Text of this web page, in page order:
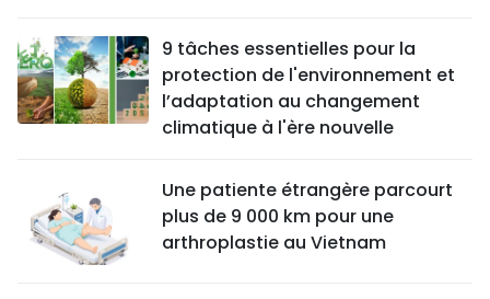
9 tâches essentielles pour la
protection de l'environnement et
l’adaptation au changement
climatique à l'ère nouvelle
Une patiente étrangère parcourt
plus de 9 000 km pour une
arthroplastie au Vietnam